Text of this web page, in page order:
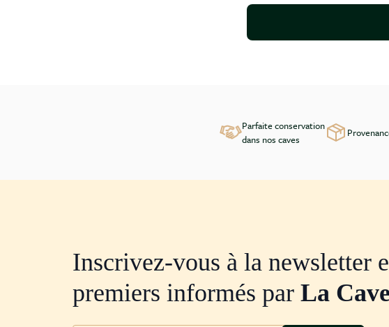
Parfaite conservation
dans nos caves
Inscrivez-vous à la newsletter
premiers informés par La